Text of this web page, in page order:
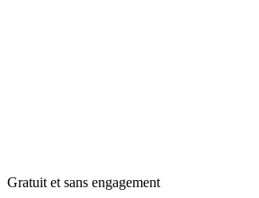
Gratuit et sans engagement